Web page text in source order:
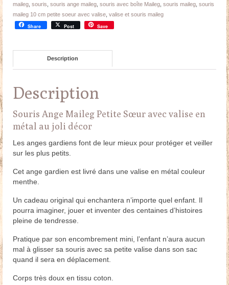
cm
maileg souris souris ange maileg souris avec boîte Maileg souris maileg souris
maileg 10 cm petite soeur avec valise valise et souris maileg
Share Post Save
Description
Description
Souris Ange Maileg Petite Sœur avec valise en
métal au joli décor
Les anges gardiens font de leur mieux pour protéger et veiller
sur les plus petits.
Cet ange gardien est livré dans une valise en métal couleur
menthe.
Un cadeau original qui enchantera n’importe quel enfant. Il
pourra imaginer, jouer et inventer des centaines d’histoires
pleine de tendresse.
Pratique par son encombrement mini, l’enfant n’aura aucun
mal à glisser sa souris avec sa petite valise dans son sac
quand il sera en déplacement.
Corps très doux en tissu coton.